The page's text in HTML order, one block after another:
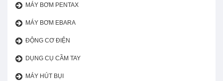
MÁY BƠM PENTAX
MÁY BƠM EBARA
ĐỘNG CƠ ĐIỆN
DỤNG CỤ CẦM TAY
MÁY HÚT BỤI